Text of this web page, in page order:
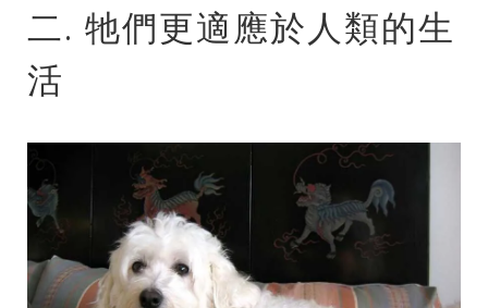
二. 牠們更適應於人類的生
活